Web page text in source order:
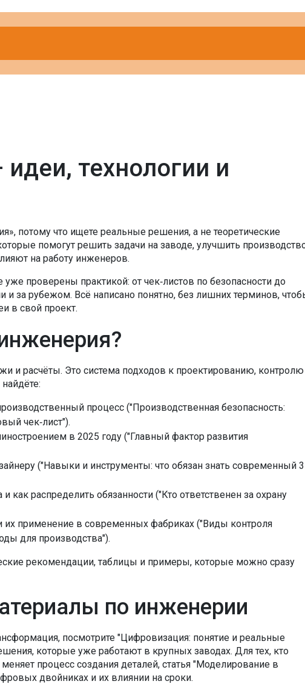
технологии и
потому что ищете реальные решения, а не теоретические
помогут решить задачи на заводе, улучшить
на работу инженеров.
проверены практикой: от чек‑листов по безопасности до
за рубежом. Всё написано понятно, без лишних терминов,
в свой проект.
и расчёты. Это система подходов к проектированию,
процесс ("Производственная безопасность:
чек‑лист").
в 2025 году ("Главный фактор развития
("Навыки и инструменты: что обязан знать современный
и как распределить обязанности ("Кто ответственен за охрану
их применение в современных фабриках ("Виды контроля
для производства").
рекомендации, таблицы и примеры, которые можно сразу
по инженерии
посмотрите "Цифровизация: понятие и реальные
которые уже работают в крупных заводах. Для тех, кто
процесс создания деталей, статья "Моделирование в
двойниках и их влиянии на сроки.